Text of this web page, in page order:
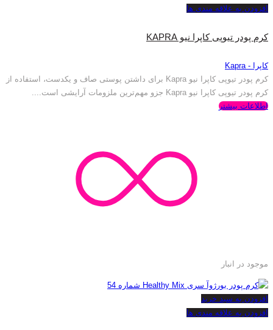
افزودن به علاقه مندی ها
کرم پودر تیوپی کاپرا نیو KAPRA
کاپرا - Kapra
کرم پودر تیوپی کاپرا نیو Kapra برای داشتن پوستی صاف و یکدست، استفاده از
کرم پودر تیوپی کاپرا نیو Kapra جزو مهم‌ترین ملزومات آرایشی است....
اطلاعات بیشتر
موجود در انبار
افزودن به سبد خرید
افزودن به علاقه مندی ها